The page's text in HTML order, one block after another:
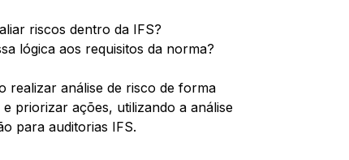
riscos dentro da IFS?
lógica aos requisitos da norma?
realizar análise de risco de forma
priorizar ações, utilizando a análise
para auditorias IFS.